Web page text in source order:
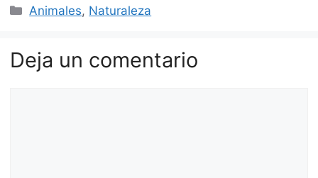
Categorías
Animales, Naturaleza
Deja un comentario